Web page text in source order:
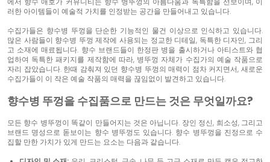
러한 아이템들이 예술적 가치를 인정받는 공간을 만들어내고 있습니다.
수집가들은 향수병 뚜껑을 단순한 기능적인 물건 이상으로 인식하고 있습니다.
많은 사람들이 향수병 뚜껑 제작에 사용되는 정교한 디테일, 독특한 디자인, 그리
고 소재에 매료됩니다. 향수 브랜드들이 한정판 병을 출시하거나 아티스트와 협
업하여 독특한 패키지를 제작함에 따라, 병뚜껑 자체가 수집가의 예술 작품으로
자리 잡았습니다. 한때 감춰져 있던 향수병 뚜껑의 매력이 점차 커지면서, 새로운
수집가들이 이 작은 예술 작품의 매력을 끊임없이 발견하고 있습니다.
향수병 뚜껑을 수집품으로 만드는 것은 무엇일까요?
모든 향수 병뚜껑이 똑같이 만들어지는 것은 아닙니다. 장인 정신, 희소성, 그리고
브랜드 명성으로 돋보이는 향수 병뚜껑도 있습니다. 향수 병뚜껑을 진정으로 수
집할 만한 가치가 있게 만드는 요소는 다음과 같습니다.